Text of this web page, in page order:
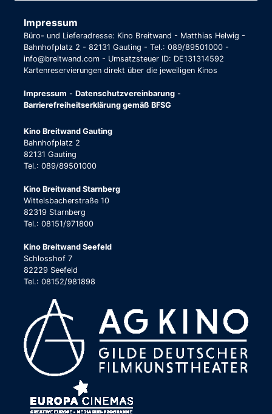
Impressum
Büro- und Lieferadresse: Kino Breitwand - Matthias Helwig -
Bahnhofplatz 2 - 82131 Gauting - Tel.: 089/89501000 -
info@breitwand.com - Umsatzsteuer ID: DE131314592
Kartenreservierungen direkt über die jeweiligen Kinos
Impressum - Datenschutzvereinbarung -
Barrierefreiheitserklärung gemäß BFSG
Kino Breitwand Gauting
Bahnhofplatz 2
82131 Gauting
Tel.: 089/89501000
Kino Breitwand Starnberg
Wittelsbacherstraße 10
82319 Starnberg
Tel.: 08151/971800
Kino Breitwand Seefeld
Schlosshof 7
82229 Seefeld
Tel.: 08152/981898